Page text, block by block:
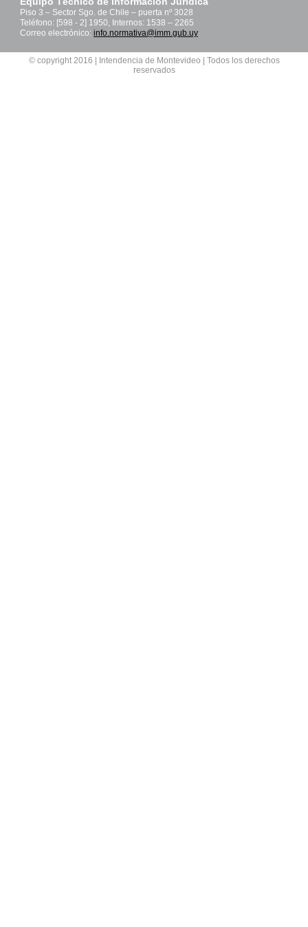
Piso 3 – Sector Sgo. de Chile – puerta nº 3028
Teléfono: [598 - 2] 1950, Internos: 1538 – 2265
Correo electrónico: info.normativa@imm.gub.uy
© copyright 2016 | Intendencia de Montevideo | Todos los derechos
reservados